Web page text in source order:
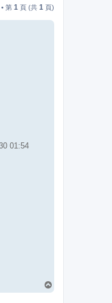
第 1 頁 (共 1 頁)
01:54